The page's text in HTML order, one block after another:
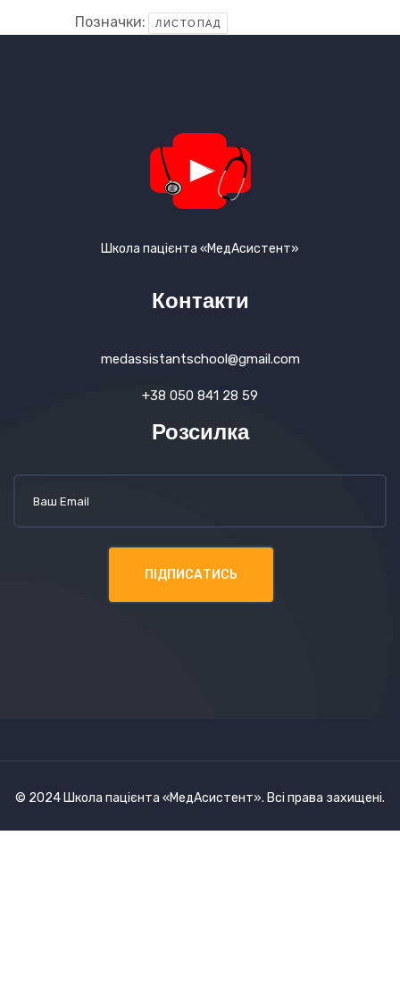
Позначки: ЛИСТОПАД
Школа пацієнта «МедАсистент»
Контакти
medassistantschool@gmail.com
+38 050 841 28 59
Розсилка
© 2024 Школа пацієнта «МедАсистент». Всі права захищені.